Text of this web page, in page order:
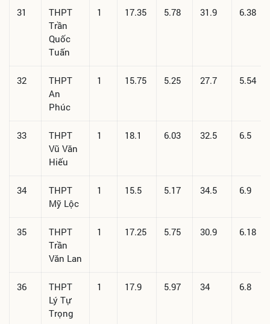
31
THPT
Trần
Quốc
Tuấn
1 17.35 5.78 31.9 6.38
32
THPT
An
Phúc
1 15.75 5.25 27.7 5.54
33
THPT
Vũ Văn
Hiếu
1 18.1 6.03 32.5 6.5
34
THPT
Mỹ Lộc
1 15.5 5.17 34.5 6.9
35
THPT
Trần
Văn Lan
1 17.25 5.75 30.9 6.18
36
THPT
Lý Tự
Trọng
1 17.9 5.97 34 6.8